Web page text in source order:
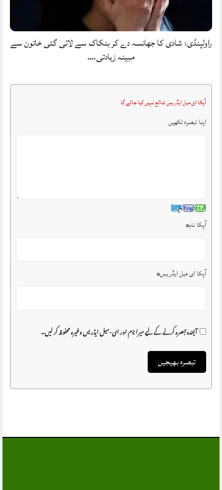
راولپنڈی: شادی کا جھانسہ دے کر بنکاک سے لائی گئی خاتون سے
مبینہ زیادتی،…
آپکا ای میل ایڈریس شائع نہیں کیا جائے گا
اپنا تبصرہ لکھیں
آپکا نام*
آپکا ای میل ایڈریس*
آئیندہ تبصرہ کرنے کے لیے میرا نام اور ای-میل ایڈریس وغیرہ محفوظ کر لیں۔